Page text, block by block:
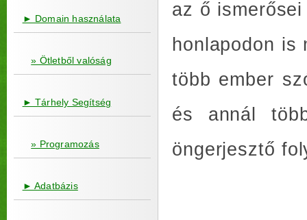
► Domain használata
» Ötletből valóság
► Tárhely Segítség
» Programozás
► Adatbázis
az ő
honlapodon is
több ember
és annál
öngerjesztő